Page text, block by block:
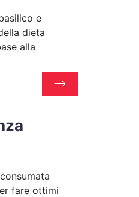
e
dieta
alla
fare ottimi